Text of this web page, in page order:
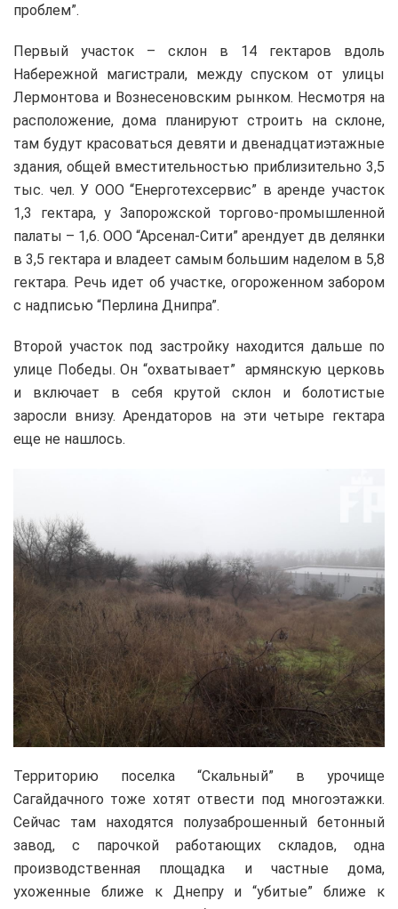
проблем”.
Первый участок – склон в 14 гектаров вдоль
Набережной магистрали, между спуском от улицы
Лермонтова и Вознесеновским рынком. Несмотря на
расположение, дома планируют строить на склоне,
там будут красоваться девяти и двенадцатиэтажные
здания, общей вместительностью приблизительно 3,5
тыс. чел. У ООО “Енерготехсервис” в аренде участок
1,3 гектара, у Запорожской торгово-промышленной
палаты – 1,6. ООО “Арсенал-Сити” арендует дв делянки
в 3,5 гектара и владеет самым большим наделом в 5,8
гектара. Речь идет об участке, огороженном забором
с надписью “Перлина Днипра”.
Второй участок под застройку находится дальше по
улице Победы. Он “охватывает” армянскую церковь
и включает в себя крутой склон и болотистые
заросли внизу. Арендаторов на эти четыре гектара
еще не нашлось.
Территорию поселка “Скальный” в урочище
Сагайдачного тоже хотят отвести под многоэтажки.
Сейчас там находятся полузаброшенный бетонный
завод, с парочкой работающих складов, одна
производственная площадка и частные дома,
ухоженные ближе к Днепру и “убитые” ближе к